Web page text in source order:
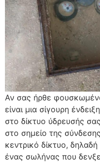
Αν σας ήρθε
είναι μια σίγουρη
στο δίκτυο ύδρευσής
στο σημείο της
κεντρικό δίκτυο, δηλαδή
ένας σωλήνας που